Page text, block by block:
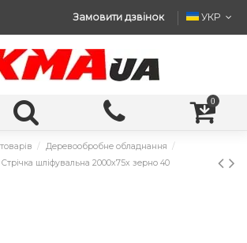
Замовити дзвінок УКР
0
Деревообробне обладнання
Стрічка шліфувальна 2000x75x зерно 40